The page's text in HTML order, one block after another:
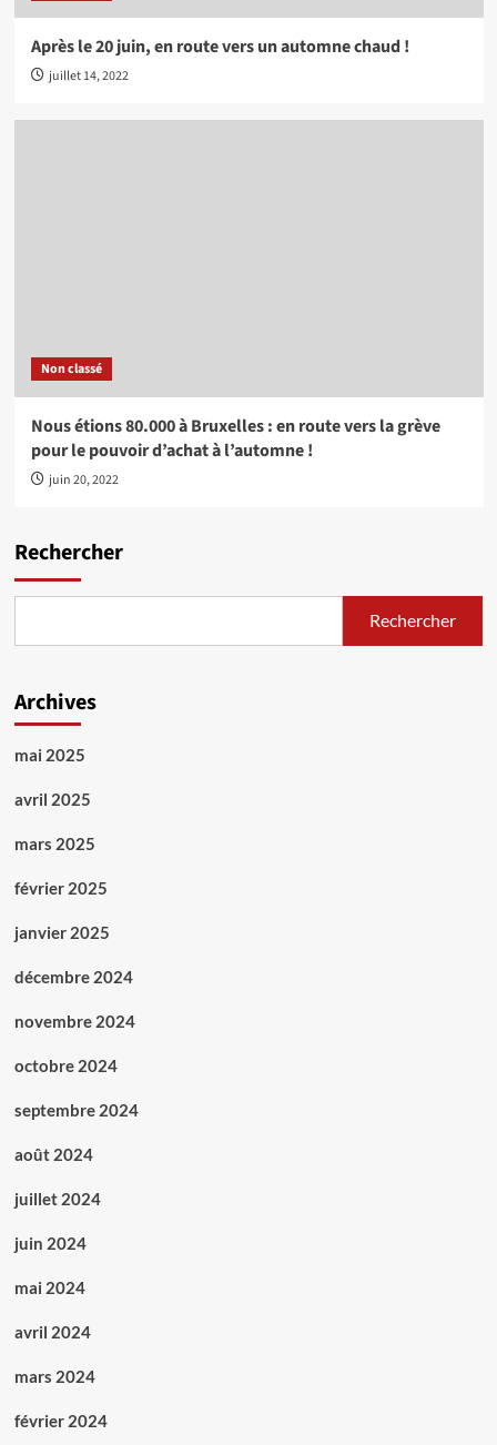
Après le 20 juin, en route vers un automne chaud !
juillet 14, 2022
Non classé
Nous étions 80.000 à Bruxelles : en route vers la grève
pour le pouvoir d’achat à l’automne !
juin 20, 2022
Rechercher
Rechercher
Archives
mai 2025
avril 2025
mars 2025
février 2025
janvier 2025
décembre 2024
novembre 2024
octobre 2024
septembre 2024
août 2024
juillet 2024
juin 2024
mai 2024
avril 2024
mars 2024
février 2024